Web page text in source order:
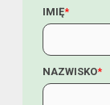
IMIĘ*
NAZWISKO*